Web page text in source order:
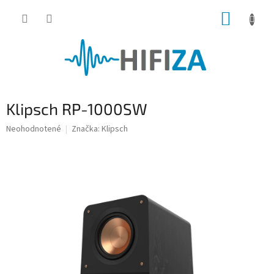
Klipsch RP-1000SW
Priemerné
Neohodnotené Značka: Klipsch